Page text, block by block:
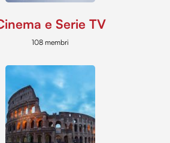
e Serie TV
108 membri